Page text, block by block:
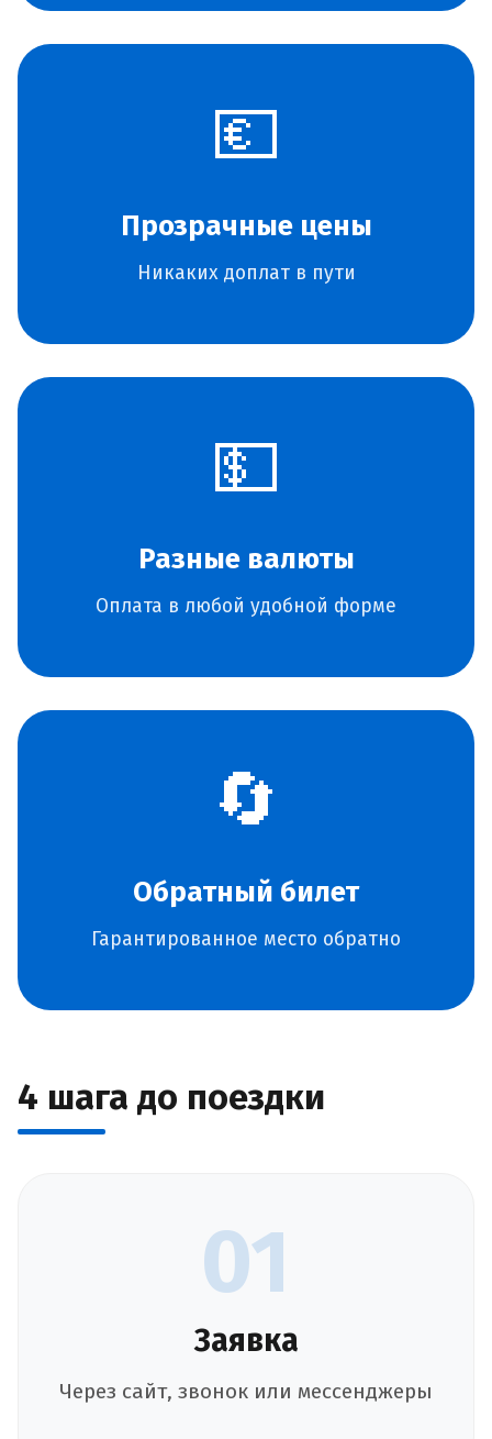
💶
Прозрачные цены
Никаких доплат в пути
💵
Разные валюты
Оплата в любой удобной форме
🔄
Обратный билет
Гарантированное место обратно
4 шага до поездки
01
Заявка
Через сайт, звонок или мессенджеры